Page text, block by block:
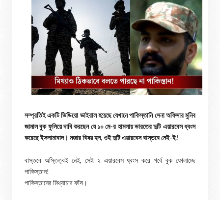
সম্প্রতিই একটি ভিডিয়ো ভাইরাল হয়েছে যেখানে পাকিস্তানি সেনা অফিসার মুনিব
জামাল বুক ফুলিয়ে দাবি করছেন যে ১০ মে-র হামলায় ভারতের দুটি এয়ারবেস ধ্বংস
করেছে ইসলামাবাদ। মজার বিষয় হল, ওই দুটি এয়ারবেস বাস্তবে নেই-ই!
বাস্তবে অস্তিত্বই নেই, সেই ২ এয়ারবেস ধ্বংস করে গর্বে বুক ফোলাচ্ছে
পাকিস্তান!
পাকিস্তানের মিথ্যাচার ফাঁস।